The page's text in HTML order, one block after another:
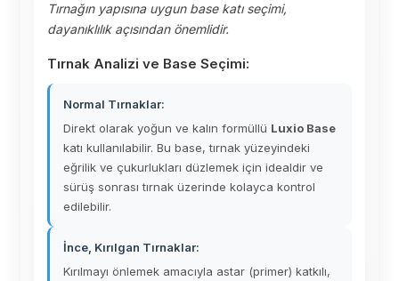
Tırnağın yapısına uygun base katı seçimi,
dayanıklılık açısından önemlidir.
Tırnak Analizi ve Base Seçimi:
Normal Tırnaklar:
Direkt olarak yoğun ve kalın formüllü Luxio Base
katı kullanılabilir. Bu base, tırnak yüzeyindeki
eğrilik ve çukurlukları düzlemek için idealdir ve
sürüş sonrası tırnak üzerinde kolayca kontrol
edilebilir.
İnce, Kırılgan Tırnaklar:
Kırılmayı önlemek amacıyla astar (primer) katkılı,